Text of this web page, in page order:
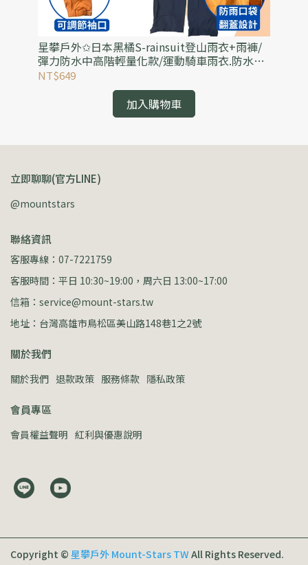
星攀戶外✩日本黑橘S-rainsuit登山雨衣+雨褲/
彈力防水中高階輕量化款/運動騎車雨衣.防水透
氣雨衣(可當風雨衣)
NT$649
加入購物車
立即聊聊(官方LINE)
@mountstars
聯絡資訊
客服專線：07-7221759
客服時間：平日 10:30~19:00，周六日 13:00~17:00
信箱：service@mount-stars.tw
地址：台灣高雄市鳥松區美山路148巷1之2號
關於我們
關於我們 退款政策 服務條款 隱私政策
會員專區
會員權益聲明 紅利與優惠說明
Copyright © 星攀戶外 Mount-Stars TW All Rights Reserved.